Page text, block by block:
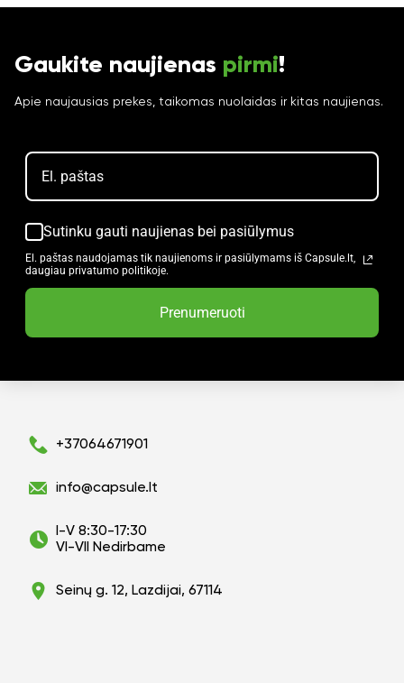
Gaukite naujienas pirmi!
Apie naujausias prekes, taikomas nuolaidas ir kitas naujienas.
Sutinku gauti naujienas bei pasiūlymus
El. paštas naudojamas tik naujienoms ir pasiūlymams iš Capsule.lt,
daugiau privatumo politikoje.
Prenumeruoti
+37064671901
info@capsule.lt
I-V 8:30-17:30
VI-VII Nedirbame
Seinų g. 12, Lazdijai, 67114